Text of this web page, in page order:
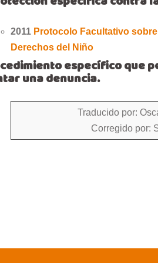
2011 Protocolo Facultativo
Derechos del Niño
específico que
una denuncia.
Traducido por:
Corregido por: